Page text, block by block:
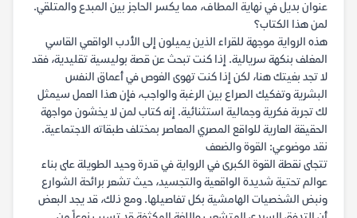
عنوان بديل في نهاية المطاف، مما يكسر الحاجز بين المبدع والمتلقي.
لمن هذا الكتاب؟
هذه الرواية موجهة للقراء الذين يميلون إلى الأدب الواقعي القاسي
المغلف بنكهة سريالية. إذا كنت تبحث عن قصة بوليسية تقليدية، فقد
لا تجد بغيتك هنا، لكن إذا كنت تهوى الغوص في أعماق النفس
البشرية وتفكيك الصراع بين الرغبة والواجب، فإن هذا العمل سيمثل
لك تجربة فكرية وجمالية استثنائية. إنه كتاب لمن لا يخشون مواجهة
الحقيقة العارية للواقع المصري المعاصر بمختلف طبقاته الاجتماعية.
نقد موضوعي: القوة والضعف
تتجلى نقطة القوة الكبرى في الرواية في قدرة وحيد الطويلة على بناء
عوالم تحتية شديدة الواقعية والتجسيد، حيث تشعر برائحة الشوارع
ونبض الشخصيات الهامشية بكل تفاصيلها. ومع ذلك، قد يجد البعض